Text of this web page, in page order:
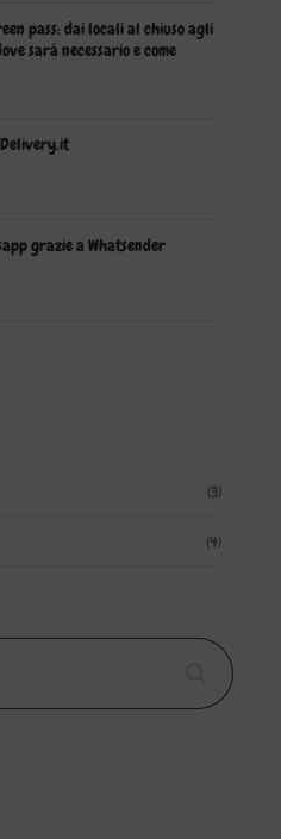
pass: dai locali al chiuso agli
sarà necessario e come
grazie a Whatsender
(3)
(4)